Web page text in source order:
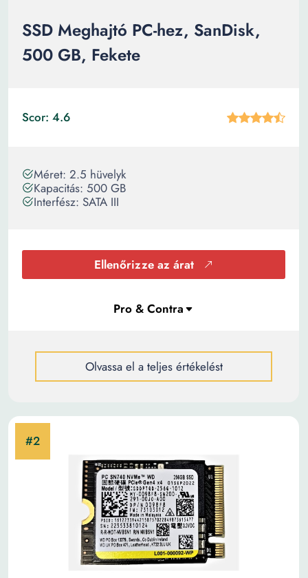
SSD Meghajtó PC-hez, SanDisk,
500 GB, Fekete
Scor: 4.6
Méret: 2.5 hüvelyk
Kapacitás: 500 GB
Interfész: SATA III
Ellenőrizze az árat
Olvassa el a teljes értékelést